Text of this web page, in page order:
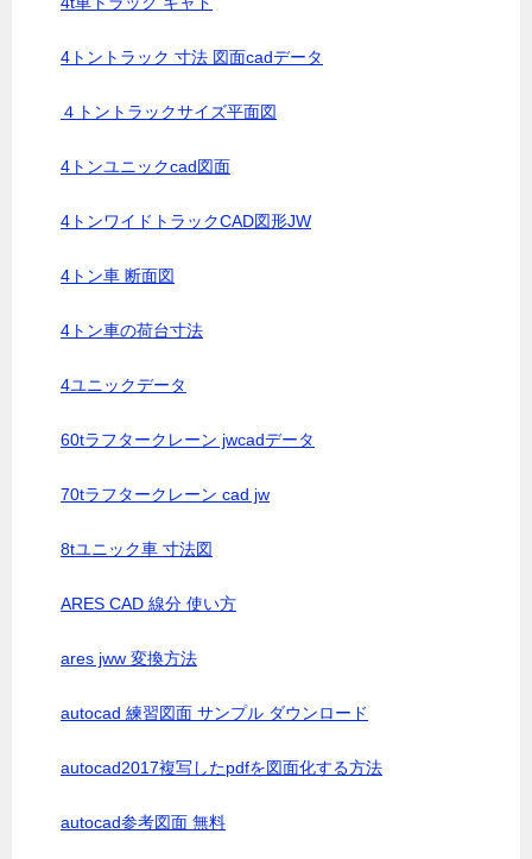
4トントラック 寸法 図面cadデータ
４トントラックサイズ平面図
4トンユニックcad図面
4トンワイドトラックCAD図形JW
4トン車 断面図
4トン車の荷台寸法
4ユニックデータ
60tラフタークレーン jwcadデータ
70tラフタークレーン cad jw
8tユニック車 寸法図
ARES CAD 線分 使い方
ares jww 変換方法
autocad 練習図面 サンプル ダウンロード
autocad2017複写したpdfを図面化する方法
autocad参考図面 無料